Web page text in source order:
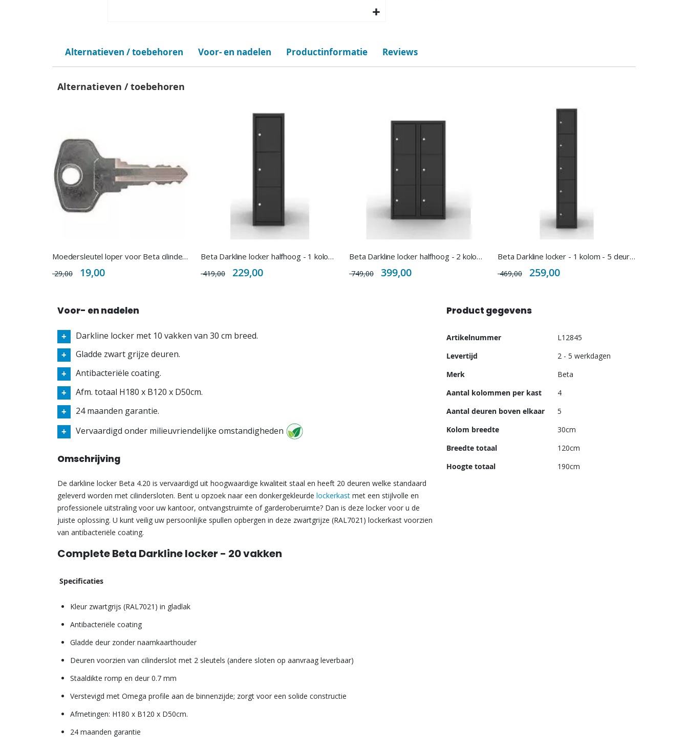
Alternatieven / toebehoren Voor- en nadelen Productinformatie Reviews
Alternatieven / toebehoren
Moedersleutel loper voor Beta cilindersloten
29,00
Special
Price
19,00
Beta Darkline locker halfhoog - 1 kolom - 3 deuren - 30cm breed
419,00
Special
Price
229,00
Beta Darkline locker halfhoog - 2 koloms - 6 deuren - 60cm breed
749,00
Special
Price
399,00
Beta Darkline locker - 1 kolom - 5 deuren - 30cm breed
469,00
Special
Price
259,00
Voor- en nadelen
Darkline locker met 10 vakken van 30 cm breed.
Gladde zwart grijze deuren.
Antibacteriële coating.
Afm. totaal H180 x B120 x D50cm.
24 maanden garantie.
Vervaardigd onder milieuvriendelijke omstandigheden
Omschrijving
De darkline locker Beta 4.20 is vervaardigd uit hoogwaardige kwaliteit staal en heeft 20 deuren welke standaard
geleverd worden met cilindersloten. Bent u opzoek naar een donkergekleurde lockerkast met een stijlvolle en
professionele uitstraling voor uw kantoor, ontvangstruimte of garderoberuimte? Dan is deze locker voor u de
juiste oplossing. U kunt veilig uw persoonlijke spullen opbergen in deze zwartgrijze (RAL7021) lockerkast voorzien
van antibacteriële coating.
Complete Beta Darkline locker - 20 vakken
Specificaties
Kleur zwartgrijs (RAL7021) in gladlak
Antibacteriële coating
Gladde deur zonder naamkaarthouder
Deuren voorzien van cilinderslot met 2 sleutels (andere sloten op aanvraag leverbaar)
Staaldikte romp en deur 0.7 mm
Verstevigd met Omega profile aan de binnenzijde; zorgt voor een solide constructie
Afmetingen: H180 x B120 x D50cm.
24 maanden garantie
Product gegevens
Meer
Artikelnummer
L12845
Levertijd
2 - 5 werkdagen
Merk
Beta
Aantal kolommen per kast
4
Aantal deuren boven elkaar
5
Kolom breedte
30cm
Breedte totaal
120cm
Hoogte totaal
190cm